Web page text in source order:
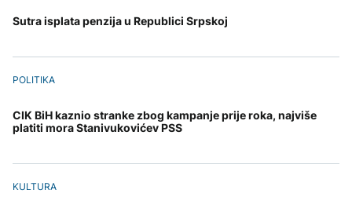
Sutra isplata penzija u Republici Srpskoj
POLITIKA
CIK BiH kaznio stranke zbog kampanje prije roka, najviše
platiti mora Stanivukovićev PSS
KULTURA